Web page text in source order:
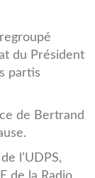
du Président
partis
de Bertrand
l’UDPS,
de la Radio